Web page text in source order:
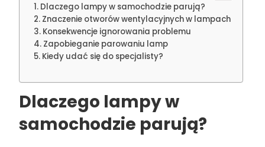
Dlaczego lampy w samochodzie parują?
Znaczenie otworów wentylacyjnych w lampach
Konsekwencje ignorowania problemu
Zapobieganie parowaniu lamp
Kiedy udać się do specjalisty?
Dlaczego lampy w
samochodzie parują?